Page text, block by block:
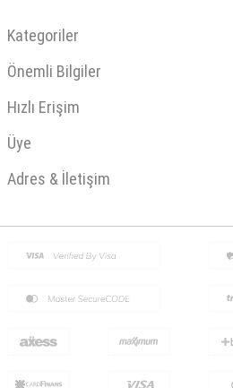
Kategoriler
Önemli Bilgiler
Hızlı Erişim
Üye
Adres & İletişim